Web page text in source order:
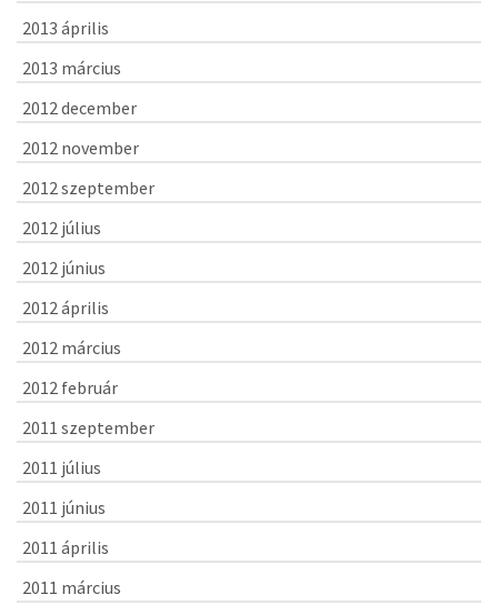
2013 április
2013 március
2012 december
2012 november
2012 szeptember
2012 július
2012 június
2012 április
2012 március
2012 február
2011 szeptember
2011 július
2011 június
2011 április
2011 március